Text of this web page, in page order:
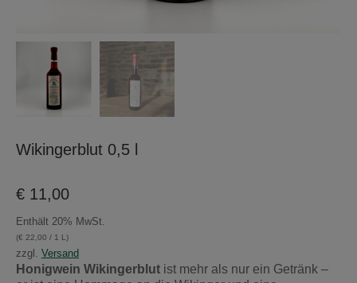
Wikingerblut 0,5 l
€ 11,00
Enthält 20% MwSt.
(€ 22,00 / 1 L)
zzgl. Versand
Honigwein Wikingerblut ist mehr als nur ein Getränk –